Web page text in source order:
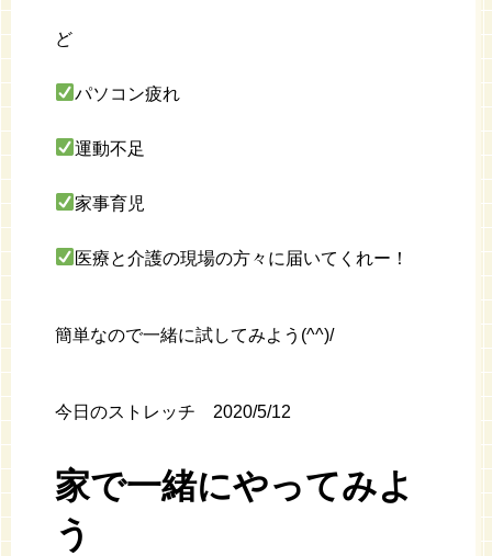
ど
パソコン疲れ
運動不足
家事育児
医療と介護の現場の方々に届いてくれー！
簡単なので一緒に試してみよう(^^)/
今日のストレッチ 2020/5/12
家で一緒にやってみよ
う